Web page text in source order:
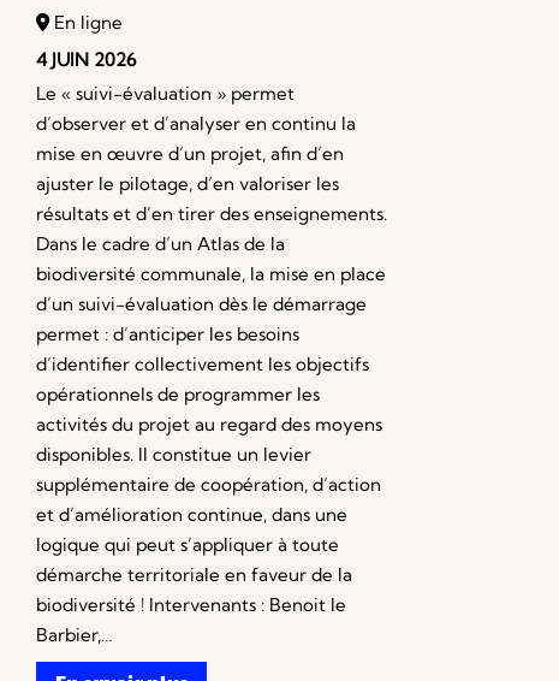
En ligne
4 JUIN 2026
Le « suivi-évaluation » permet
d’observer et d’analyser en continu la
mise en œuvre d’un projet, afin d’en
ajuster le pilotage, d’en valoriser les
résultats et d’en tirer des enseignements.
Dans le cadre d’un Atlas de la
biodiversité communale, la mise en place
d’un suivi-évaluation dès le démarrage
permet : d’anticiper les besoins
d’identifier collectivement les objectifs
opérationnels de programmer les
activités du projet au regard des moyens
disponibles. Il constitue un levier
supplémentaire de coopération, d’action
et d’amélioration continue, dans une
logique qui peut s’appliquer à toute
démarche territoriale en faveur de la
biodiversité ! Intervenants : Benoit le
Barbier,…